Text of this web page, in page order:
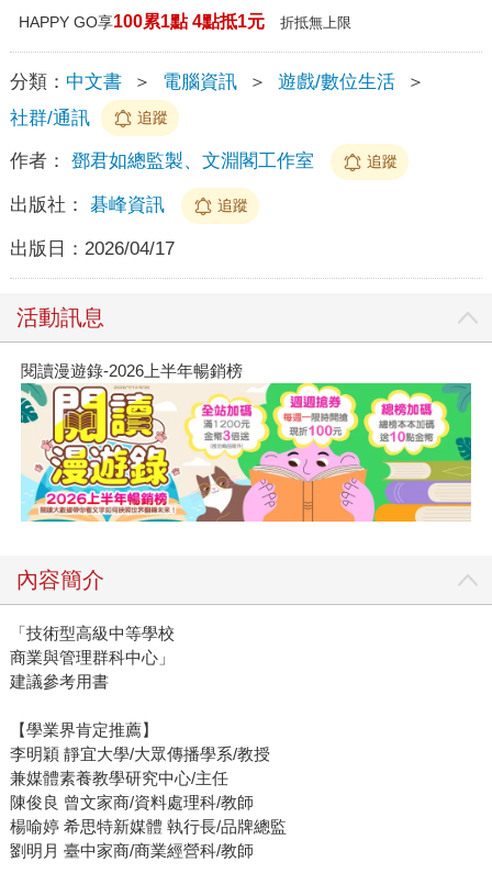
HAPPY GO享100累1點 4點抵1元 折抵無上限
分類： 中文書 ＞ 電腦資訊 ＞ 遊戲/數位生活
＞
社群/通訊
追蹤
作者： 鄧君如總監製、文淵閣工作室 追蹤
出版社： 碁峰資訊 追蹤
出版日： 2026/04/17
活動訊息
閱讀漫遊錄-2026上半年暢銷榜
內容簡介
「技術型高級中等學校
商業與管理群科中心」
建議參考用書
【學業界肯定推薦】
李明穎 靜宜大學/大眾傳播學系/教授
兼媒體素養教學研究中心/主任
陳俊良 曾文家商/資料處理科/教師
楊喻婷 希思特新媒體 執行長/品牌總監
劉明月 臺中家商/商業經營科/教師